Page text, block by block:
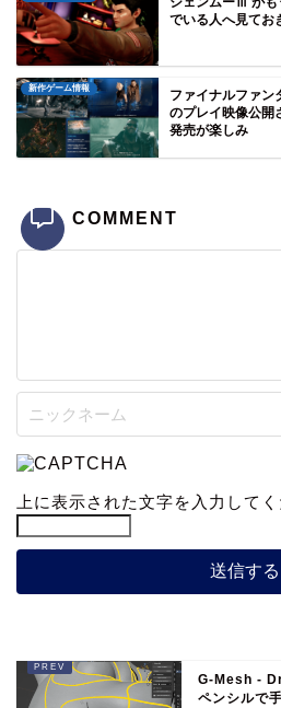
でいる人へ見てお
新作ゲーム情報
ファイナルファン
のプレイ映像公開
発売が楽しみ
COMMENT
上に表示された文字を入力してく
G-Mesh -
ペンシルで